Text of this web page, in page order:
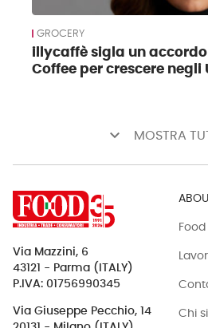
GROCERY
illycaffè sigla un
Coffee per crescere negli
keyboard_arrow_down MOSTRA
Via Mazzini, 6
43121 - Parma (ITALY)
P.IVA: 01756990345
Via Giuseppe Pecchio, 14
Chi